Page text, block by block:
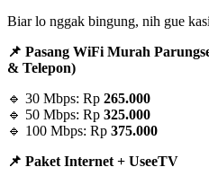
Biar lo nggak bingung, nih gue
📌 Pasang WiFi Murah
& Telepon)
🔹 30 Mbps: Rp 265.000
🔹 50 Mbps: Rp 325.000
🔹 100 Mbps: Rp 375.000
📌 Paket Internet + UseeTV